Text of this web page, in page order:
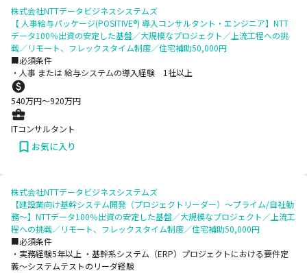
株式会社NTTデータビジネスシステムズ
【 人事給与パッケージ(POSITIVE®) 導入コンサルタント・エンジニア】NTT
データ100％出資の安定した基盤／大規模なプロジェクト／上流工程への挑
戦／リモート、フレックスタイム制度／住宅補助50,000円
■必須条件
・人事 または 給与システムの導入経験 1社以上
540万円〜920万円
ITコンサルタント
お気に入り
株式会社NTTデータビジネスシステムズ
【建設業向け基幹システム開発（プロジェクトリーダー）～プライム/自社勤
務～】NTTデータ100％出資の安定した基盤／大規模なプロジェクト／上流工
程への挑戦／リモート、フレックスタイム制度／住宅補助50,000円
■必須条件
・実務経験5年以上 ・基幹系システム（ERP）プロジェクトにおける要件定
義～システムテストのリーダ経験